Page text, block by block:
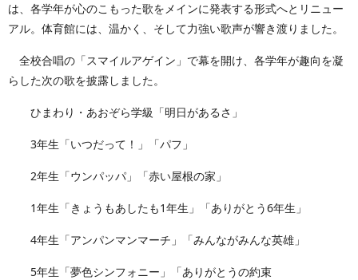
は、各学年が心のこもった歌をメインに発表する形式へとリニュー
アル。体育館には、温かく、そして力強い歌声が響き渡りました。
全校合唱の「スマイルアゲイン」で幕を開け、各学年が趣向を凝
らした次の歌を披露しました。
ひまわり・あおぞら学級「明日があるさ」
3年生「いつだって！」「パフ」
2年生「ウンパッパ」「赤い屋根の家」
1年生「きょうもあしたも1年生」「ありがとう6年生」
4年生「アンパンマンマーチ」「みんながみんな英雄」
5年生「夢色シンフォニー」「ありがとうの約束